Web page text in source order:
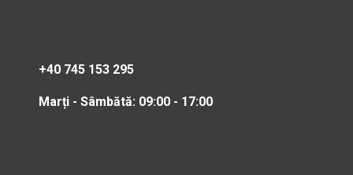
+40 745 153 295
Marți - Sâmbătă: 09:00 - 17:00